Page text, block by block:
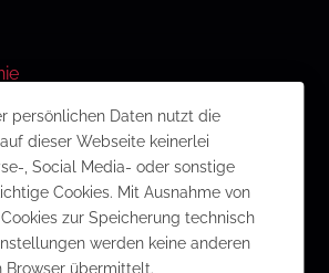
persönlichen Daten nutzt die
dieser Webseite keinerlei
, Social Media- oder sonstige
Cookies. Mit Ausnahme von
zur Speicherung technisch
werden keine anderen
Browser übermittelt.